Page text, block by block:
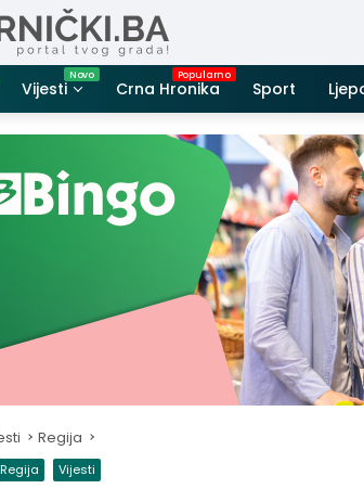
Vijesti Crna Hronika Sport
Regija
Regija Vijesti